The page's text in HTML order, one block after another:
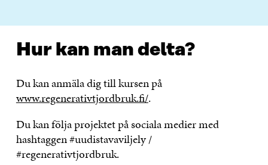
Hur kan man delta?
Du kan anmäla dig till kursen på
www.regenerativtjordbruk.fi/.
Du kan följa projektet på sociala medier med
hashtaggen #uudistavaviljely /
#regenerativtjordbruk.